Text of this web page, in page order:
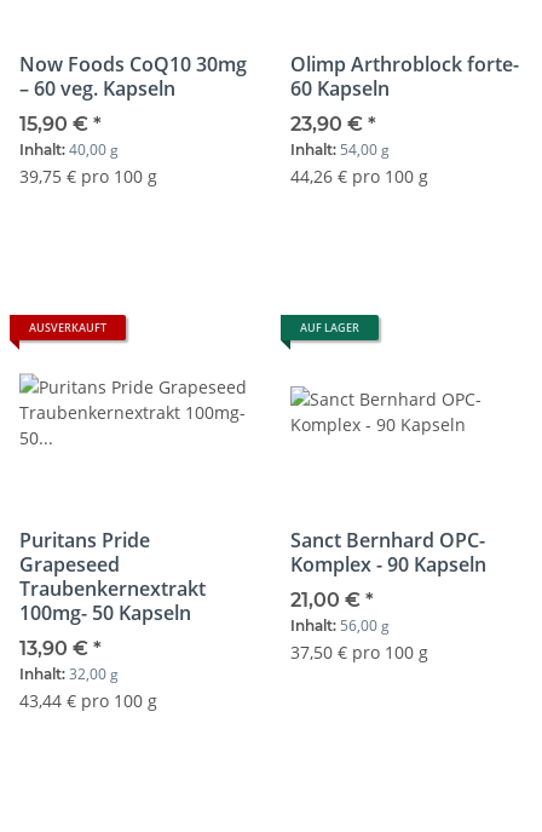
Now Foods CoQ10 30mg
– 60 veg. Kapseln
15,90 € *
Inhalt: 40,00 g
39,75 € pro 100 g
Olimp Arthroblock forte-
60 Kapseln
23,90 € *
Inhalt: 54,00 g
44,26 € pro 100 g
AUSVERKAUFT
Puritans Pride
Grapeseed
Traubenkernextrakt
100mg- 50 Kapseln
13,90 € *
Inhalt: 32,00 g
43,44 € pro 100 g
AUF LAGER
Sanct Bernhard OPC-
Komplex - 90 Kapseln
21,00 € *
Inhalt: 56,00 g
37,50 € pro 100 g